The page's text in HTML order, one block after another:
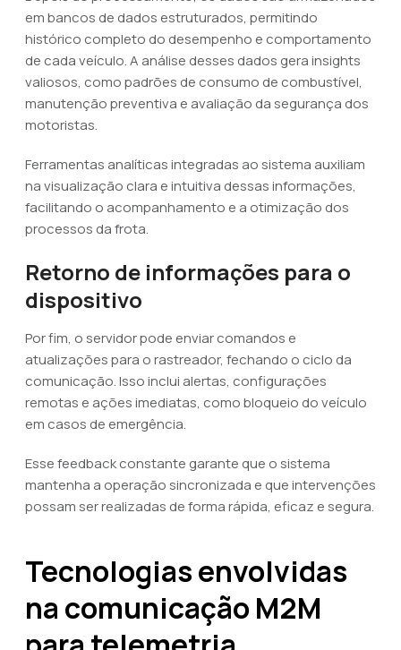
em bancos de dados estruturados, permitindo
histórico completo do desempenho e comportamento
de cada veículo. A análise desses dados gera insights
valiosos, como padrões de consumo de combustível,
manutenção preventiva e avaliação da segurança dos
motoristas.
Ferramentas analíticas integradas ao sistema auxiliam
na visualização clara e intuitiva dessas informações,
facilitando o acompanhamento e a otimização dos
processos da frota.
Retorno de informações para o
dispositivo
Por fim, o servidor pode enviar comandos e
atualizações para o rastreador, fechando o ciclo da
comunicação. Isso inclui alertas, configurações
remotas e ações imediatas, como bloqueio do veículo
em casos de emergência.
Esse feedback constante garante que o sistema
mantenha a operação sincronizada e que intervenções
possam ser realizadas de forma rápida, eficaz e segura.
Tecnologias envolvidas
na comunicação M2M